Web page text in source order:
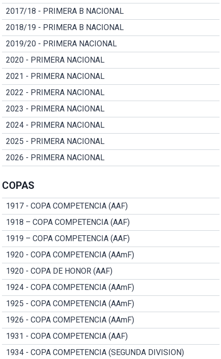
2017/18 - PRIMERA B NACIONAL
2018/19 - PRIMERA B NACIONAL
2019/20 - PRIMERA NACIONAL
2020 - PRIMERA NACIONAL
2021 - PRIMERA NACIONAL
2022 - PRIMERA NACIONAL
2023 - PRIMERA NACIONAL
2024 - PRIMERA NACIONAL
2025 - PRIMERA NACIONAL
2026 - PRIMERA NACIONAL
COPAS
1917 - COPA COMPETENCIA (AAF)
1918 – COPA COMPETENCIA (AAF)
1919 – COPA COMPETENCIA (AAF)
1920 - COPA COMPETENCIA (AAmF)
1920 - COPA DE HONOR (AAF)
1924 - COPA COMPETENCIA (AAmF)
1925 - COPA COMPETENCIA (AAmF)
1926 - COPA COMPETENCIA (AAmF)
1931 - COPA COMPETENCIA (AAF)
1934 - COPA COMPETENCIA (SEGUNDA DIVISION)